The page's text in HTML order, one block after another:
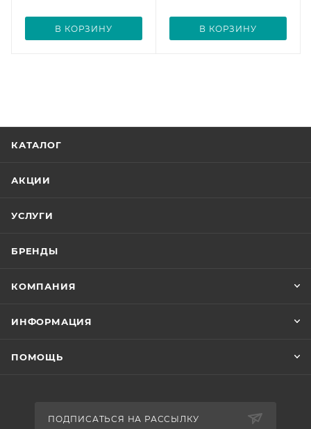
В КОРЗИНУ В КОРЗИНУ
КАТАЛОГ
АКЦИИ
УСЛУГИ
БРЕНДЫ
КОМПАНИЯ
ИНФОРМАЦИЯ
ПОМОЩЬ
ПОДПИСАТЬСЯ НА РАССЫЛКУ